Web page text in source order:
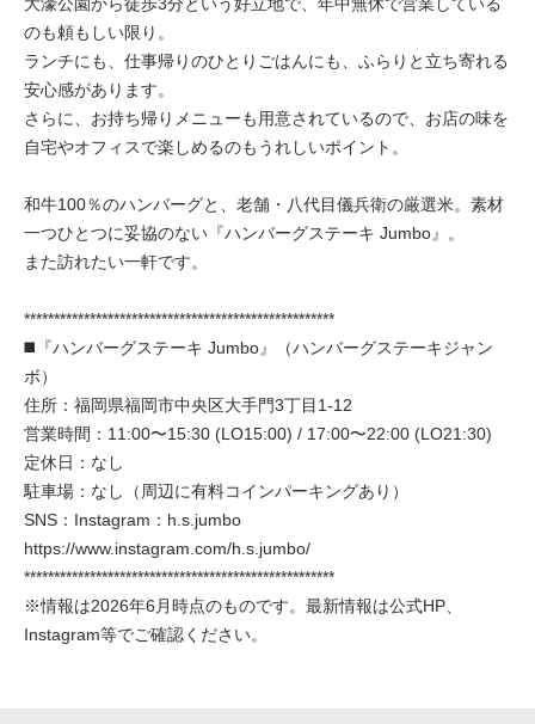
のも頼もしい限り。
ランチにも、仕事帰りのひとりごはんにも、ふらりと立ち寄れる
安心感があります。
さらに、お持ち帰りメニューも用意されているので、お店の味を
自宅やオフィスで楽しめるのもうれしいポイント。
和牛100％のハンバーグと、老舗・八代目儀兵衛の厳選米。素材
一つひとつに妥協のない『ハンバーグステーキ Jumbo』。
また訪れたい一軒です。
****************************************************
◼️『ハンバーグステーキ Jumbo』（ハンバーグステーキジャン
ボ）
住所：福岡県福岡市中央区大手門3丁目1-12
営業時間：11:00〜15:30 (LO15:00) / 17:00〜22:00 (LO21:30)
定休日：なし
駐車場：なし（周辺に有料コインパーキングあり）
SNS：Instagram：h.s.jumbo
https://www.instagram.com/h.s.jumbo/
****************************************************
※情報は2026年6月時点のものです。最新情報は公式HP、
Instagram等でご確認ください。